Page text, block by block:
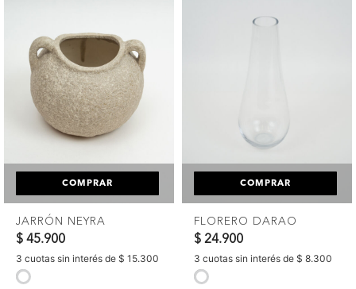
COMPRAR
JARRÓN NEYRA
$ 45.900
3 cuotas sin interés de $ 15.300
COMPRAR
FLORERO DARAO
$ 24.900
3 cuotas sin interés de $ 8.300